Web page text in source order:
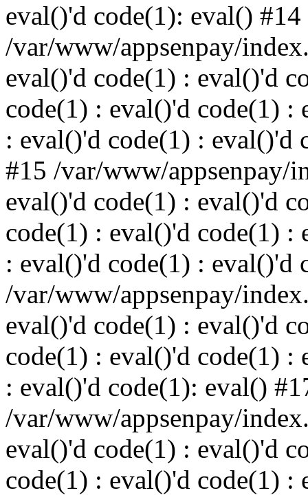
eval()'d code(1): eval() #14
/var/www/appsenpay/
eval()'d code(1) : eval()'d
code(1) : eval()'d code(1) :
: eval()'d code(1) : eval()'d
#15 /var/www/appsenpay/
eval()'d code(1) : eval()'d
code(1) : eval()'d code(1) :
: eval()'d code(1) : eval()'d
/var/www/appsenpay/
eval()'d code(1) : eval()'d
code(1) : eval()'d code(1) :
: eval()'d code(1): eval()
/var/www/appsenpay/
eval()'d code(1) : eval()'d
code(1) : eval()'d code(1) :